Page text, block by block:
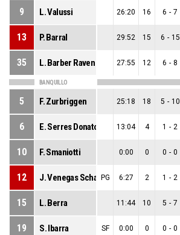
9 L. Valussi 26:20 16 6 - 7
13 P. Barral 29:52 15 6 - 15
35 L. Barber Raven 27:55 12 6 - 8
BANQUILLO
5 F. Zurbriggen 25:18 18 5 - 10
6 E. Serres Donato 13:04 4 1 - 2
10 F. Smaniotti 0:00 0 0 - 0
12 J. Venegas Schaefer
PG 6:27 2 1 - 2
15 L. Berra 11:44 10 5 - 7
19 S. Ibarra SF 0:00 0 0 - 0